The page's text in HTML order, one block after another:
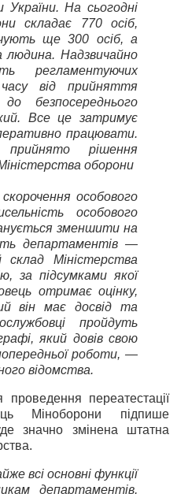
України. На сьогодні
складає 770 осіб,
ще 300 осіб, а
людина. Надзвичайно
регламентуючих
від прийняття
безпосереднього
Все це затримує
працювати.
рішення
оборони
особового
особового
зменшити на
департаментів —
склад Міністерства
за підсумками якої
отримає оцінку,
він має досвід та
пройдуть
який довів свою
роботи, —
відомства.
переатестації
Міноборони підпише
значно змінена штатна
всі основні функції
департаментів,